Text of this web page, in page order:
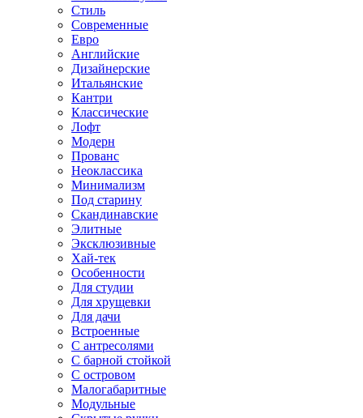
Стиль
Современные
Евро
Английские
Дизайнерские
Итальянские
Кантри
Классические
Лофт
Модерн
Прованс
Неоклассика
Минимализм
Под старину
Скандинавские
Элитные
Эксклюзивные
Хай-тек
Особенности
Для студии
Для хрущевки
Для дачи
Встроенные
С антресолями
С барной стойкой
С островом
Малогабаритные
Модульные